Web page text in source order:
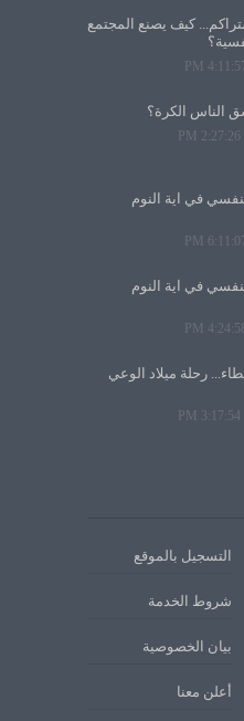
كيف يصنع المجتمع
الناس الكرة؟
في آية النوم
في آية النوم
رحلة ميلاد الوعي
التسجيل بالموقع
شروط الخدمة
بيان الخصوصية
أعلن معنا